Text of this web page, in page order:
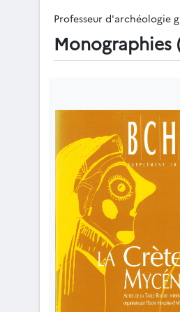
Professeur d'archéologie
Monographies